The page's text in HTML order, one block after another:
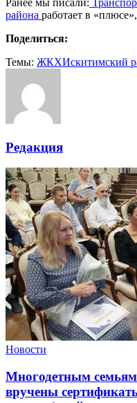
Ранее мы писали:
района работает в
Поделиться:
Темы: ЖКХИскитимский
Редакция
Новости
Многодетным
вручены